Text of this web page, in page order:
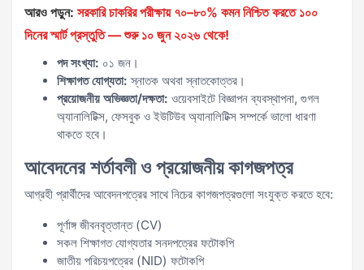
আরও পড়ুন: সরকারি চাকরির পরীক্ষায় ৭০–৮০% কমন নিশ্চিত করতে ১০০
দিনের স্মার্ট প্রস্তুতি — শুরু ১০ জুন ২০২৬ থেকে!
পদ সংখ্যা: ০১ জন।
শিক্ষাগত যোগ্যতা: স্নাতক অথবা স্নাতকোত্তর।
প্রয়োজনীয় অভিজ্ঞতা/দক্ষতা: ওয়েবসাইটে বিজ্ঞাপন ব্যবস্থাপনা, গুগল
অ্যানালিটিক্স, ফেসবুক ও ইউটিউব অ্যানালিটিক্স সম্পর্কে ভালো ধারণা
থাকতে হবে।
আবেদনের শর্তাবলী ও প্রয়োজনীয় কাগজপত্র
আগ্রহী প্রার্থীদের আবেদনপত্রের সাথে নিচের কাগজপত্রগুলো সংযুক্ত করতে হবে:
পূর্ণাঙ্গ জীবনবৃত্তান্ত (CV)
সকল শিক্ষাগত যোগ্যতার সনদপত্রের ফটোকপি
জাতীয় পরিচয়পত্রের (NID) ফটোকপি